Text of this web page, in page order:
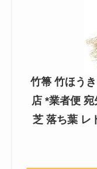
竹箒 竹ほう
店 *業者便
芝 落ち葉 レ